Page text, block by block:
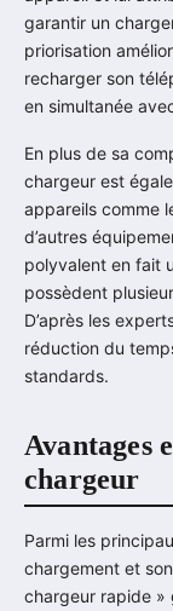
garantir un
priorisation
recharger son
en simultanée
En plus de sa
chargeur est
appareils comme
d’autres
polyvalent en fait
possèdent
D’après les
réduction du
standards.
Avantages
chargeur
Parmi les
chargement et
chargeur rapide »